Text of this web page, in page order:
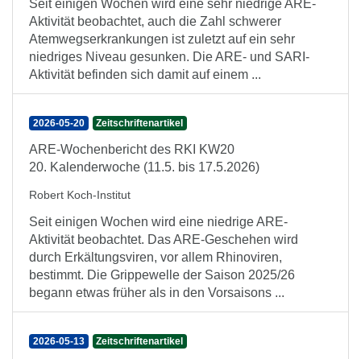
Seit einigen Wochen wird eine sehr niedrige ARE-
Aktivität beobachtet, auch die Zahl schwerer
Atemwegserkrankungen ist zuletzt auf ein sehr
niedriges Niveau gesunken. Die ARE- und SARI-
Aktivität befinden sich damit auf einem ...
2026-05-20 Zeitschriftenartikel
ARE-Wochenbericht des RKI KW20
20. Kalenderwoche (11.5. bis 17.5.2026)
Robert Koch-Institut
Seit einigen Wochen wird eine niedrige ARE-
Aktivität beobachtet. Das ARE-Geschehen wird
durch Erkältungsviren, vor allem Rhinoviren,
bestimmt. Die Grippewelle der Saison 2025/26
begann etwas früher als in den Vorsaisons ...
2026-05-13 Zeitschriftenartikel